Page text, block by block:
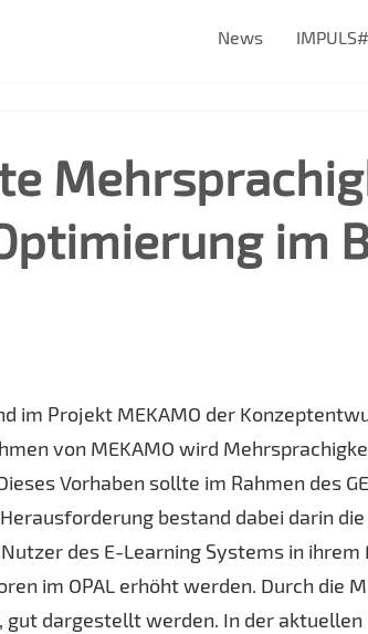
News
im
im Projekt MEKAMO der
von MEKAMO wird
Vorhaben sollte im Rahmen des
bestand dabei darin
des E-Learning Systems in
im OPAL erhöht werden. Durch die
dargestellt werden. In der aktuellen